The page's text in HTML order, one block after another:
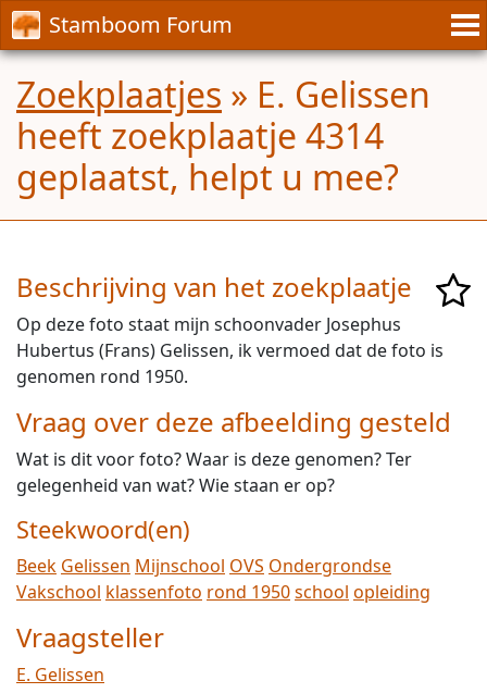
Stamboom Forum
Zoekplaatjes » E. Gelissen
heeft zoekplaatje 4314
geplaatst, helpt u mee?
Beschrijving van het zoekplaatje
Op deze foto staat mijn schoonvader Josephus
Hubertus (Frans) Gelissen, ik vermoed dat de foto is
genomen rond 1950.
Vraag over deze afbeelding gesteld
Wat is dit voor foto? Waar is deze genomen? Ter
gelegenheid van wat? Wie staan er op?
Steekwoord(en)
Beek Gelissen Mijnschool OVS Ondergrondse
Vakschool klassenfoto rond 1950school opleiding
Vraagsteller
E. Gelissen